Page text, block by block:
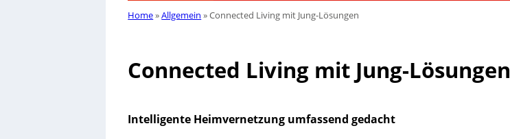
Home»Allgemein »Connected Living mit Jung-Lösungen
Connected Living mit Jung-Lösungen
Intelligente Heimvernetzung umfassend gedacht